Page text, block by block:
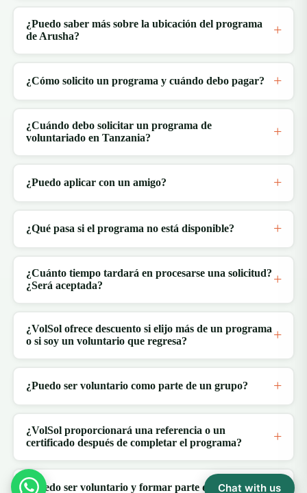
¿Puedo saber más sobre la ubicación del programa
de Arusha?
¿Cómo solicito un programa y cuándo debo pagar?
¿Cuándo debo solicitar un programa de
voluntariado en Tanzania?
¿Puedo aplicar con un amigo?
¿Qué pasa si el programa no está disponible?
¿Cuánto tiempo tardará en procesarse una solicitud?
¿Será aceptada?
¿VolSol ofrece descuento si elijo más de un programa
o si soy un voluntario que regresa?
¿Puedo ser voluntario como parte de un grupo?
¿VolSol proporcionará una referencia o un
certificado después de completar el programa?
¿Puedo ser voluntario y formar parte de un grupo?
Chat with us